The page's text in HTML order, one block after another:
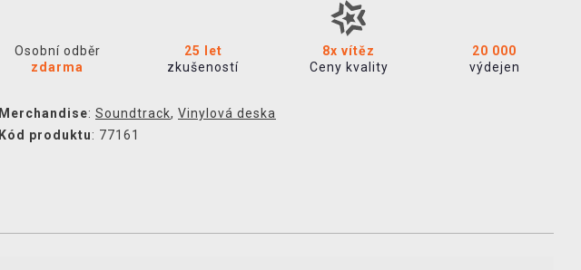
Osobní odběr
zdarma
25 let
zkušeností
8x vítěz
Ceny kvality
20 000
výdejen
Merchandise: Soundtrack, Vinylová deska
Kód produktu: 77161